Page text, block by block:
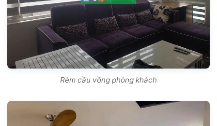
Rèm cầu vồng phòng khách